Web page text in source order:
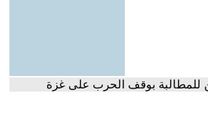
للمطالبة بوقف الحرب على غزة